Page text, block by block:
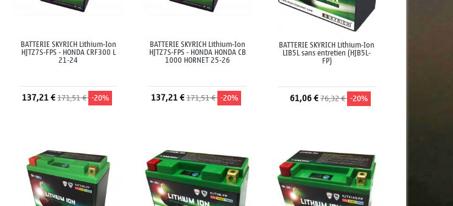
BATTERIE SKYRICH Lithium-Ion
HJTZ7S-FPS - HONDA CRF300 L
21-24
137,21 €171,51 € -20%
BATTERIE SKYRICH Lithium-Ion
HJTZ7S-FPS - HONDA HONDA CB
1000 HORNET 25-26
137,21 €171,51 € -20%
BATTERIE SKYRICH Lithium-Ion
LIB5L sans entretien (HJB5L-
FP)
61,06 €76,32 € -20%